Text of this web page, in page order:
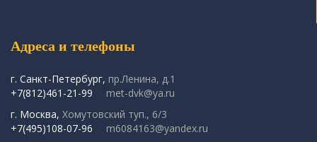
Адреса и телефоны
г. Санкт-Петербург, пр.Ленина, д.1
+7(812)461-21-99
met-dvk@ya.ru
г. Москва, Хомутовский туп., 6/3
+7(495)108-07-96
m6084163@yandex.ru